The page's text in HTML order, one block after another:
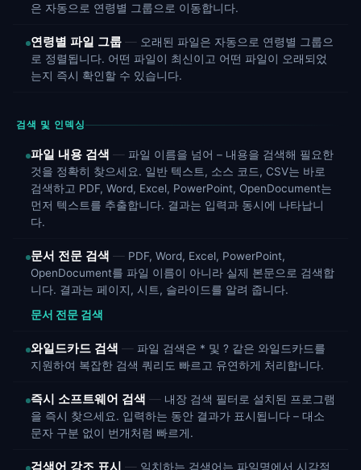
은 자동으로 연령별 그룹으로 이동합니다.
연령별 파일 그룹
오래된 파일은 자동으로 연령별 그룹으
로 정렬됩니다. 어떤 파일이 최신이고 어떤 파일이 오래되었
는지 즉시 확인할 수 있습니다.
검색 및 인덱싱
파일 내용 검색
파일 이름을 넘어 – 내용을 검색해 필요한
것을 정확히 찾으세요. 일반 텍스트, 소스 코드, CSV는 바로
검색하고 PDF, Word, Excel, PowerPoint, OpenDocument는
먼저 텍스트를 추출합니다. 결과는 입력과 동시에 나타납니
다.
문서 전문 검색
PDF, Word, Excel, PowerPoint,
OpenDocument를 파일 이름이 아니라 실제 본문으로 검색합
니다. 결과는 페이지, 시트, 슬라이드를 알려 줍니다.
문서 전문 검색
와일드카드 검색
파일 검색은 * 및 ? 같은 와일드카드를
지원하여 복잡한 검색 쿼리도 빠르고 유연하게 처리합니다.
즉시 소프트웨어 검색
내장 검색 필터로 설치된 프로그램
을 즉시 찾으세요. 입력하는 동안 결과가 표시됩니다 – 대소
문자 구분 없이 번개처럼 빠르게.
검색어 강조 표시 일치하는 검색어는 파일명에서 시각적